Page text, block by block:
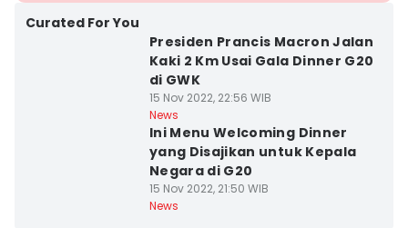
Curated For You
Presiden Prancis Macron Jalan
Kaki 2 Km Usai Gala Dinner G20
di GWK
15 Nov 2022, 22:56 WIB
News
Ini Menu Welcoming Dinner
yang Disajikan untuk Kepala
Negara di G20
15 Nov 2022, 21:50 WIB
News